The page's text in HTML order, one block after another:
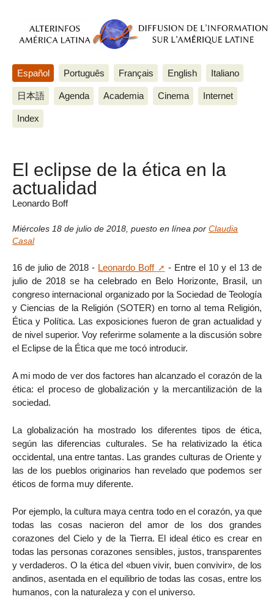
Español Português Français English Italiano
日本語 Agenda Academia Cinema Internet
Index
El eclipse de la ética en la
actualidad
Leonardo Boff
Miércoles 18 de julio de 2018 puesto en línea por Claudia
Casal
16 de julio de 2018 - Leonardo Boff
- Entre el 10 y el 13 de
julio de 2018 se ha celebrado en Belo Horizonte, Brasil, un
congreso internacional organizado por la Sociedad de Teología
y Ciencias de la Religión (SOTER) en torno al tema Religión,
Ética y Política. Las exposiciones fueron de gran actualidad y
de nivel superior. Voy referirme solamente a la discusión sobre
el Eclipse de la Ética que me tocó introducir.
A mi modo de ver dos factores han alcanzado el corazón de la
ética: el proceso de globalización y la mercantilización de la
sociedad.
La globalización ha mostrado los diferentes tipos de ética,
según las diferencias culturales. Se ha relativizado la ética
occidental, una entre tantas. Las grandes culturas de Oriente y
las de los pueblos originarios han revelado que podemos ser
éticos de forma muy diferente.
Por ejemplo, la cultura maya centra todo en el corazón, ya que
todas las cosas nacieron del amor de los dos grandes
corazones del Cielo y de la Tierra. El ideal ético es crear en
todas las personas corazones sensibles, justos, transparentes
y verdaderos. O la ética del «buen vivir, buen convivir», de los
andinos, asentada en el equilibrio de todas las cosas, entre los
humanos, con la naturaleza y con el universo.